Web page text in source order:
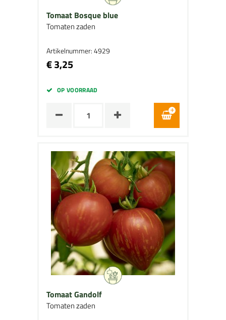
Tomaat Bosque blue
Tomaten zaden
Artikelnummer: 4929
€ 3,25
OP VOORRAAD
Tomaat Gandolf
Tomaten zaden